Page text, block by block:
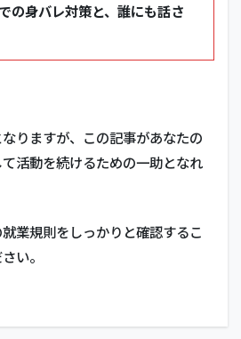
の身バレ対策と、誰にも話さ
りますが、この記事があなたの
活動を続けるための一助となれ
業規則をしっかりと確認するこ
い。